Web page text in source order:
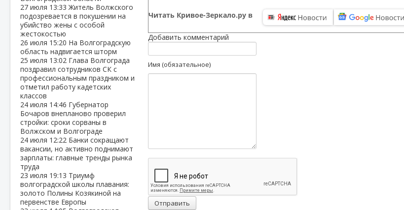
27 июля 13:33Житель Волжского
подозревается в покушении на
убийство жены с особой
жестокостью
26 июля 15:20 На Волгоградскую
область надвигается шторм
25 июля 13:02 Глава Волгограда
поздравил сотрудников СК с
профессиональным праздником и
отметил работу кадетских
классов
24 июля 14:46 Губернатор
Бочаров внепланово проверил
стройки: сроки сорваны в
Волжском и Волгограде
24 июля 12:22 Банки сокращают
вакансии, но активно поднимают
зарплаты: главные тренды рынка
труда
23 июля 19:13 Триумф
волгоградской школы плавания:
золото Полины Козякиной на
первенстве Европы
Читать Кривое-Зеркало.ру в
Добавить комментарий
Имя (обязательное)
Отправить